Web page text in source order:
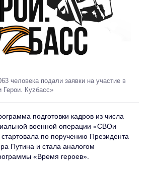
человека подали заявки на участие в
Куzбасс»
подготовки кадров из числа
военной операции «СВОи
по поручению Президента
Путина и стала аналогом
«Время героев».